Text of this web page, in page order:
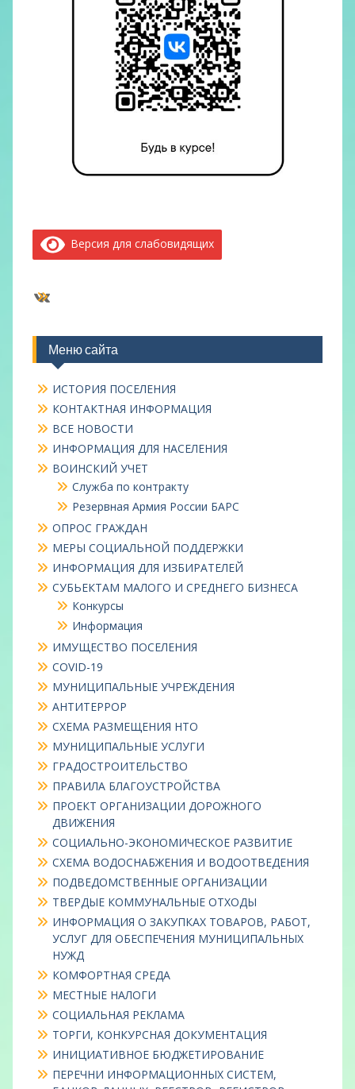
Версия для слабовидящих
ВКонтакте
Меню сайта
ИСТОРИЯ ПОСЕЛЕНИЯ
КОНТАКТНАЯ ИНФОРМАЦИЯ
ВСЕ НОВОСТИ
ИНФОРМАЦИЯ ДЛЯ НАСЕЛЕНИЯ
ВОИНСКИЙ УЧЕТ
Служба по контракту
Резервная Армия России БАРС
ОПРОС ГРАЖДАН
МЕРЫ СОЦИАЛЬНОЙ ПОДДЕРЖКИ
ИНФОРМАЦИЯ ДЛЯ ИЗБИРАТЕЛЕЙ
СУБЬЕКТАМ МАЛОГО И СРЕДНЕГО БИЗНЕСА
Конкурсы
Информация
ИМУЩЕСТВО ПОСЕЛЕНИЯ
COVID-19
МУНИЦИПАЛЬНЫЕ УЧРЕЖДЕНИЯ
АНТИТЕРРОР
СХЕМА РАЗМЕЩЕНИЯ НТО
МУНИЦИПАЛЬНЫЕ УСЛУГИ
ГРАДОСТРОИТЕЛЬСТВО
ПРАВИЛА БЛАГОУСТРОЙСТВА
ПРОЕКТ ОРГАНИЗАЦИИ ДОРОЖНОГО
ДВИЖЕНИЯ
СОЦИАЛЬНО-ЭКОНОМИЧЕСКОЕ РАЗВИТИЕ
СХЕМА ВОДОСНАБЖЕНИЯ И ВОДООТВЕДЕНИЯ
ПОДВЕДОМСТВЕННЫЕ ОРГАНИЗАЦИИ
ТВЕРДЫЕ КОММУНАЛЬНЫЕ ОТХОДЫ
ИНФОРМАЦИЯ О ЗАКУПКАХ ТОВАРОВ, РАБОТ,
УСЛУГ ДЛЯ ОБЕСПЕЧЕНИЯ МУНИЦИПАЛЬНЫХ
НУЖД
КОМФОРТНАЯ СРЕДА
МЕСТНЫЕ НАЛОГИ
СОЦИАЛЬНАЯ РЕКЛАМА
ТОРГИ, КОНКУРСНАЯ ДОКУМЕНТАЦИЯ
ИНИЦИАТИВНОЕ БЮДЖЕТИРОВАНИЕ
ПЕРЕЧНИ ИНФОРМАЦИОННЫХ СИСТЕМ,